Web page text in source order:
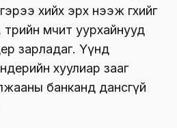
хийх эрх нээж өгөхийг
өмчит уурхайнууд
зарладаг. Үүнд
хуулиар зааг
банканд дансгүй